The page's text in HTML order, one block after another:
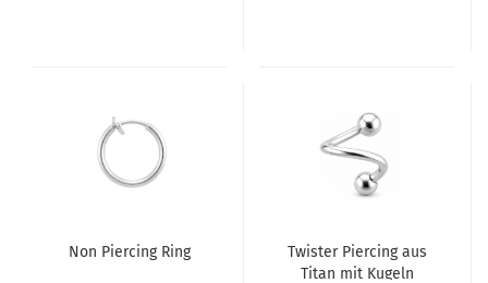
Non Piercing Ring
Twister Piercing aus
Titan mit Kugeln